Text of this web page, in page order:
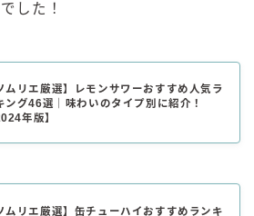
した！
ムリエ厳選】レモンサワーおすすめ人気ラ
ング46選｜味わいのタイプ別に紹介！
年版】
ムリエ厳選】缶チューハイおすすめランキ